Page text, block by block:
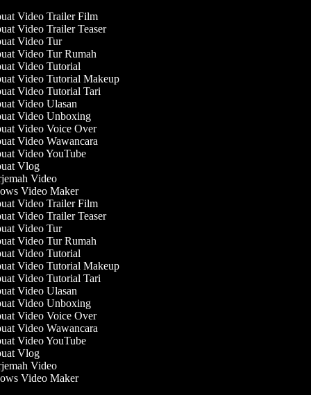
Video Trailer Film
Video Trailer Teaser
Video Tur
Video Tur Rumah
Video Tutorial
Video Tutorial Makeup
Video Tutorial Tari
Video Ulasan
Video Unboxing
Video Voice Over
Video Wawancara
Video YouTube
Vlog
Video
Video Maker
Video Trailer Film
Video Trailer Teaser
Video Tur
Video Tur Rumah
Video Tutorial
Video Tutorial Makeup
Video Tutorial Tari
Video Ulasan
Video Unboxing
Video Voice Over
Video Wawancara
Video YouTube
Vlog
Video
Video Maker